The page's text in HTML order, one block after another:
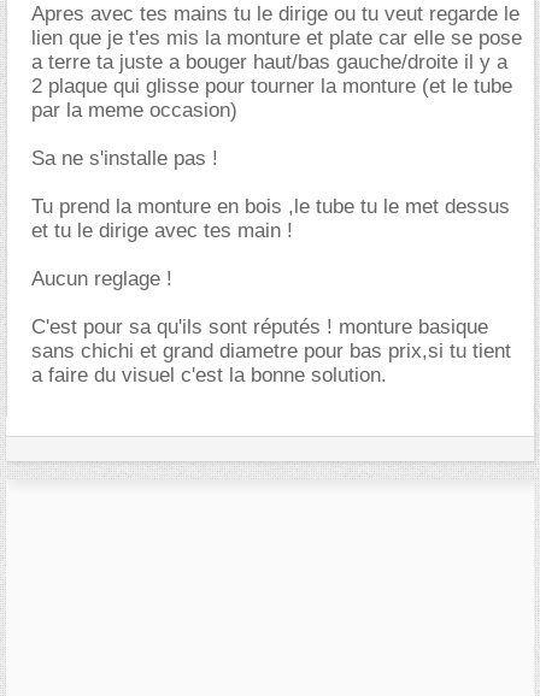
Apres avec tes mains tu le dirige ou tu veut regarde le
lien que je t'es mis la monture et plate car elle se pose
a terre ta juste a bouger haut/bas gauche/droite il y a
2 plaque qui glisse pour tourner la monture (et le tube
par la meme occasion)
Sa ne s'installe pas !
Tu prend la monture en bois ,le tube tu le met dessus
et tu le dirige avec tes main !
Aucun reglage !
C'est pour sa qu'ils sont réputés ! monture basique
sans chichi et grand diametre pour bas prix,si tu tient
a faire du visuel c'est la bonne solution.